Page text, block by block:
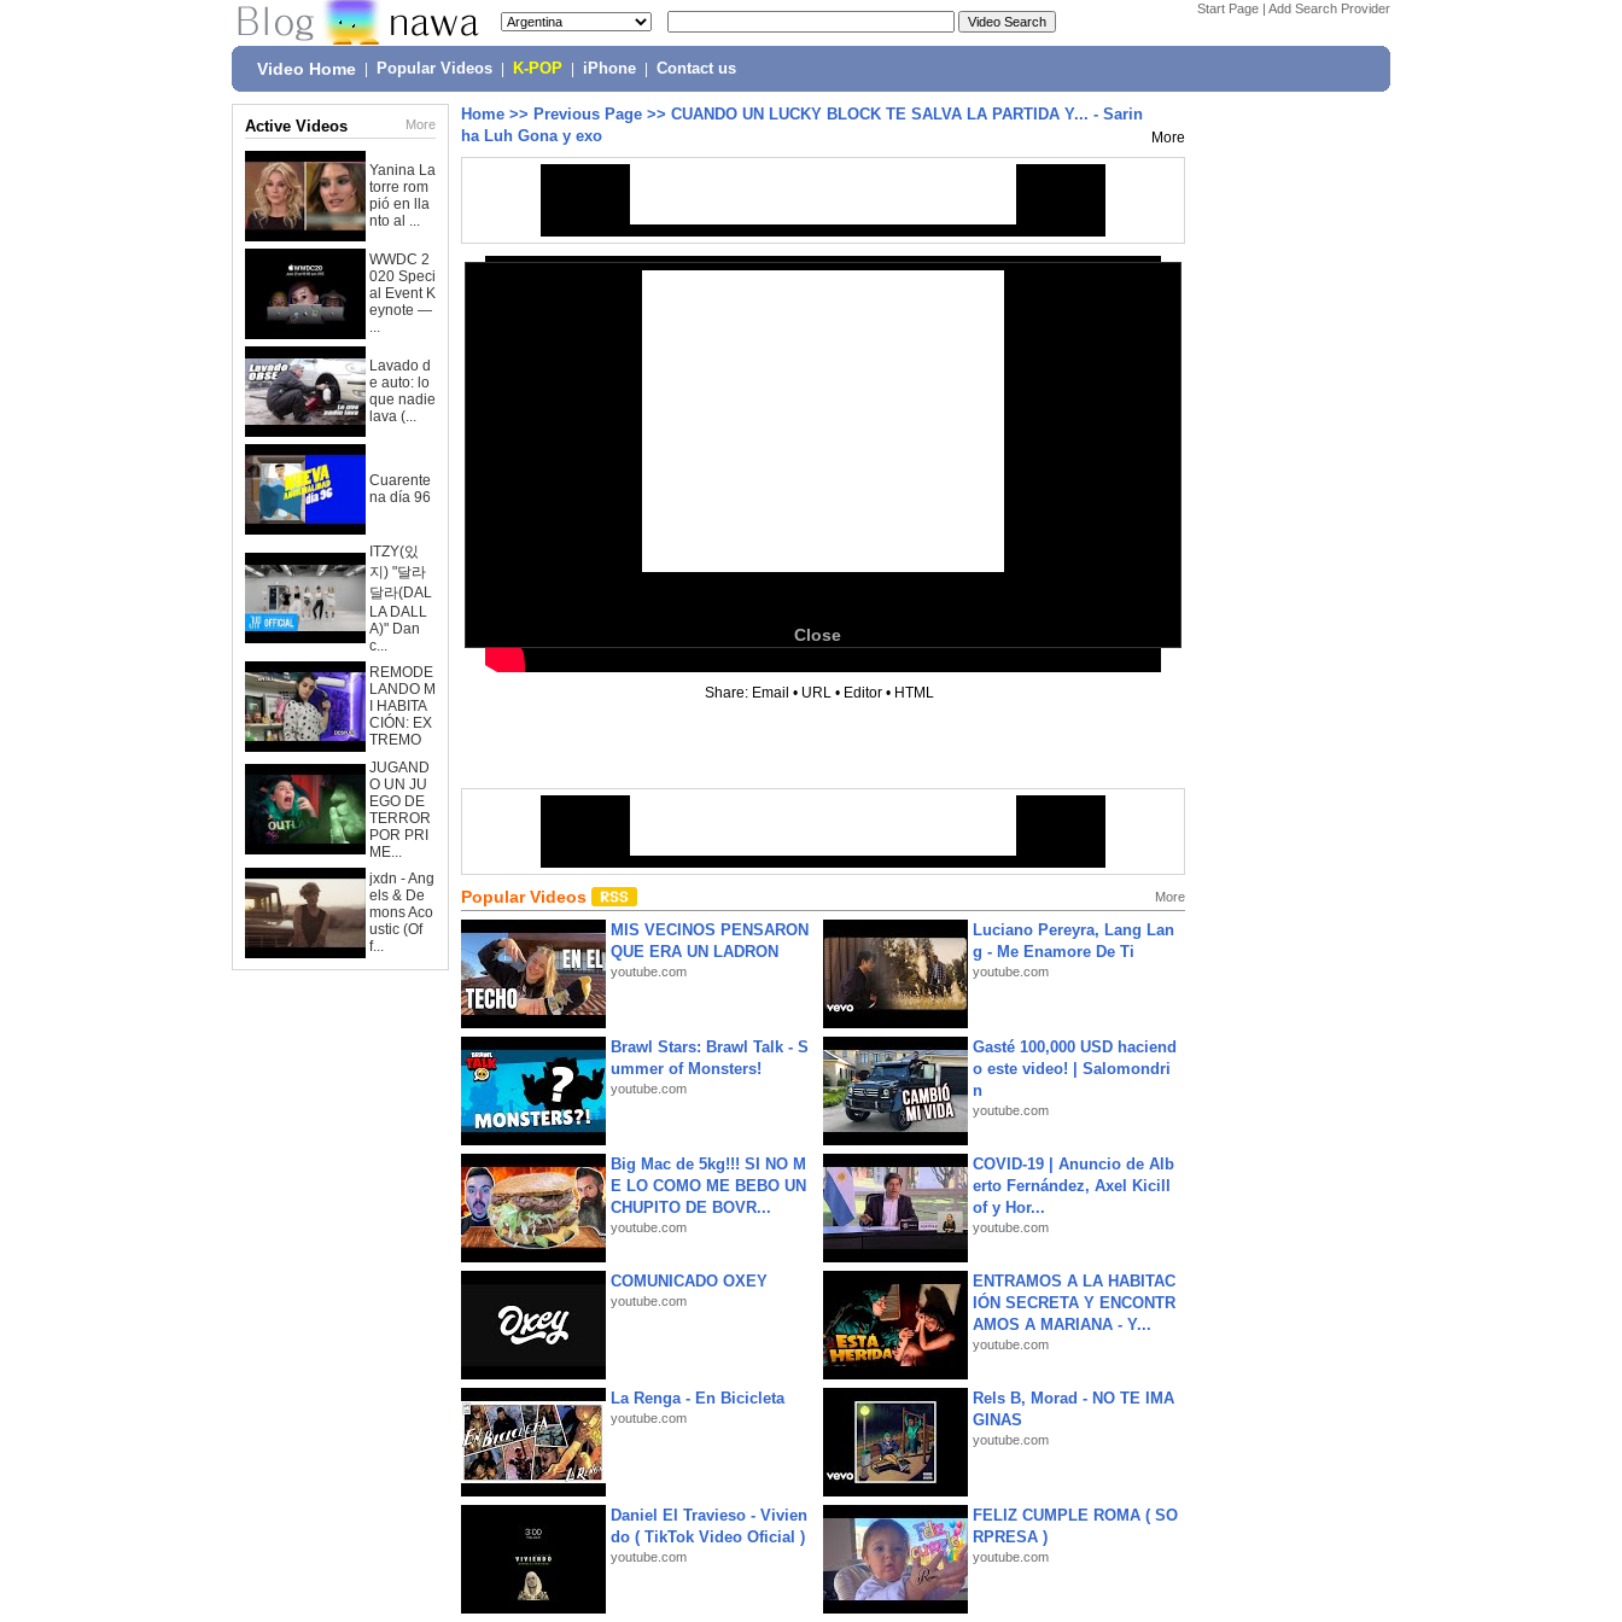
Start Page | Add Search Provider
Video Home Popular Videos K-POP iPhone Contact us
Active Videos More
Yanina La
torre rom
pió en lla
nto al ...
WWDC 2
020 Speci
al Event K
eynote —
...
Lavado d
e auto: lo
que nadie
lava (...
Cuarente
na día 96
ITZY(있
지) "달라
달라(DAL
LA DALL
A)" Dan
c...
REMODE
LANDO M
I HABITA
CIÓN: EX
TREMO
JUGAND
O UN JU
EGO DE
TERROR
POR PRI
ME...
jxdn - Ang
els & De
mons Aco
ustic (Of
f...
Home >> Previous Page >> CUANDO UN LUCKY BLOCK TE SALVA LA PARTIDA Y... - Sarin
ha Luh Gona y exo
More
Close
Share: Email • URL • Editor • HTML
Popular Videos More
MIS VECINOS PENSARON
QUE ERA UN LADRON
youtube.com
Luciano Pereyra, Lang Lan
g - Me Enamore De Ti
youtube.com
Brawl Stars: Brawl Talk - S
ummer of Monsters!
youtube.com
Gasté 100,000 USD haciend
o este video! | Salomondri
n
youtube.com
Big Mac de 5kg!!! SI NO M
E LO COMO ME BEBO UN
CHUPITO DE BOVR...
youtube.com
COVID-19 | Anuncio de Alb
erto Fernández, Axel Kicill
of y Hor...
youtube.com
COMUNICADO OXEY
youtube.com
ENTRAMOS A LA HABITAC
IÓN SECRETA Y ENCONTR
AMOS A MARIANA - Y...
youtube.com
La Renga - En Bicicleta
youtube.com
Rels B, Morad - NO TE IMA
GINAS
youtube.com
Daniel El Travieso - Vivien
do ( TikTok Video Oficial )
youtube.com
FELIZ CUMPLE ROMA ( SO
RPRESA )
youtube.com